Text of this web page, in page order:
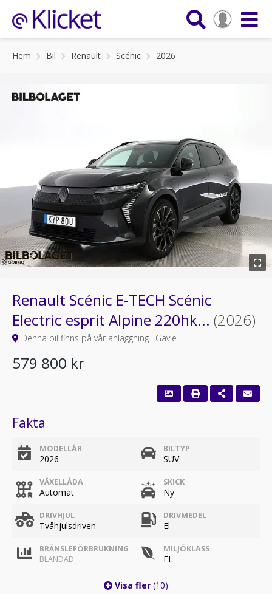
Hem Bil Renault Scénic 2026
Renault Scénic E-TECH Scénic
Electric esprit Alpine 220hk... (2026)
Denna bil finns på vår anläggning i Gävle
579 800 kr
Fakta
MODELLÅR
2026
BILTYP
SUV
VÄXELLÅDA
Automat
SKICK
Ny
DRIVHJUL
Tvåhjulsdriven
DRIVMEDEL
El
BRÄNSLEFÖRBRUKNING
BLANDAD
MILJÖKLASS
EL
Visa fler (10)